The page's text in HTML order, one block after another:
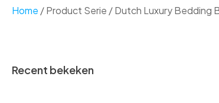
Home / Product Serie / Dutch Luxury Bedding
Recent bekeken